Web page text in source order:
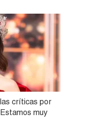
críticas por
muy